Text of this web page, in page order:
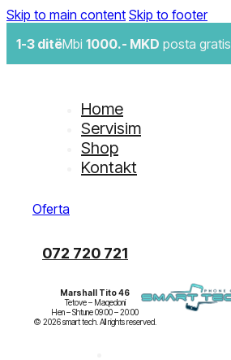
Skip to main content Skip to footer
1-3 ditëMbi 1000.- MKD posta gratis
Home
Servisim
Shop
Kontakt
Oferta
072 720 721
Marshall Tito 46
Tetove – Maqedoni
Hen – Shtune 09:00 – 20:00